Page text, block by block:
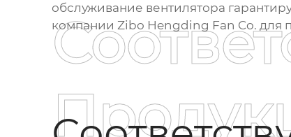
обслуживание вентилятора
компании Zibo Hengding Fan Co. для